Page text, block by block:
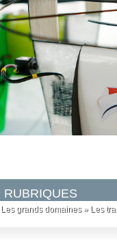
Les grands domaines» Les